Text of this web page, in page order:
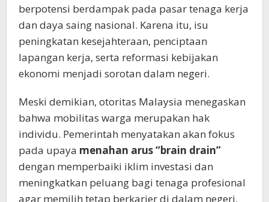
berpotensi berdampak pada pasar tenaga kerja
dan daya saing nasional. Karena itu, isu
peningkatan kesejahteraan, penciptaan
lapangan kerja, serta reformasi kebijakan
ekonomi menjadi sorotan dalam negeri.
Meski demikian, otoritas Malaysia menegaskan
bahwa mobilitas warga merupakan hak
individu. Pemerintah menyatakan akan fokus
pada upaya menahan arus “brain drain”
dengan memperbaiki iklim investasi dan
meningkatkan peluang bagi tenaga profesional
agar memilih tetap berkarier di dalam negeri.